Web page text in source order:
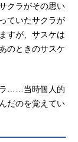
クラがその思い
ていたサクラが
すが、サスケは
のときのサスケ
ラ……当時個人的
だのを覚えてい